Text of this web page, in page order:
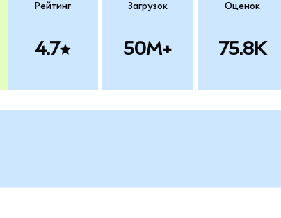
Рейтинг
4.7
Загрузок
50M+
Оценок
75.8K